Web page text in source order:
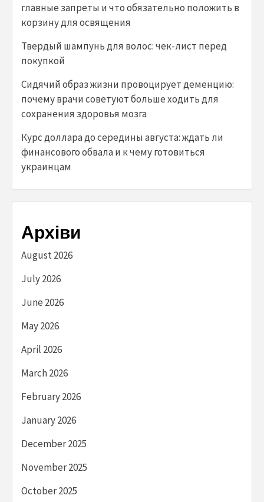
главные запреты и что обязательно положить в
корзину для освящения
Твердый шампунь для волос: чек-лист перед
покупкой
Сидячий образ жизни провоцирует деменцию:
почему врачи советуют больше ходить для
сохранения здоровья мозга
Курс доллара до середины августа: ждать ли
финансового обвала и к чему готовиться
украинцам
Архіви
August 2026
July 2026
June 2026
May 2026
April 2026
March 2026
February 2026
January 2026
December 2025
November 2025
October 2025